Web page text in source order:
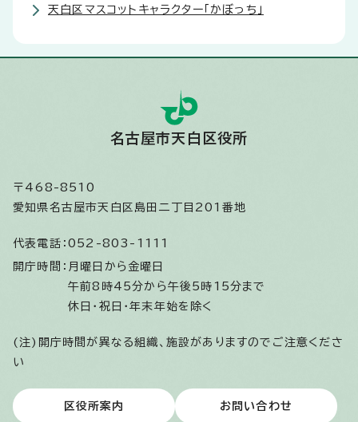
天白区マスコットキャラクター「かぼっち」
名古屋市天白区役所
〒468-8510
愛知県名古屋市天白区島田二丁目201番地
代表電話： 052-803-1111
開庁時間： 月曜日から金曜日
午前8時45分から午後5時15分まで
休日・祝日・年末年始を除く
(注)開庁時間が異なる組織、施設がありますのでご注意くださ
い
区役所案内 お問い合わせ